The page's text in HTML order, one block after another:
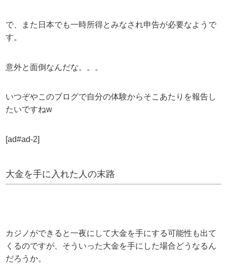
で、また日本でも一時所得とみなされ申告が必要なようで
す。
意外と面倒なんだな。。。
いつぞやこのブログで自分の体験からそこあたりを報告し
たいですねw
[ad#ad-2]
大金を手に入れた人の末路
カジノができると一夜にして大金を手にする可能性も出て
くるのですが、そういった大金を手にした場合どうなるん
だろうか。